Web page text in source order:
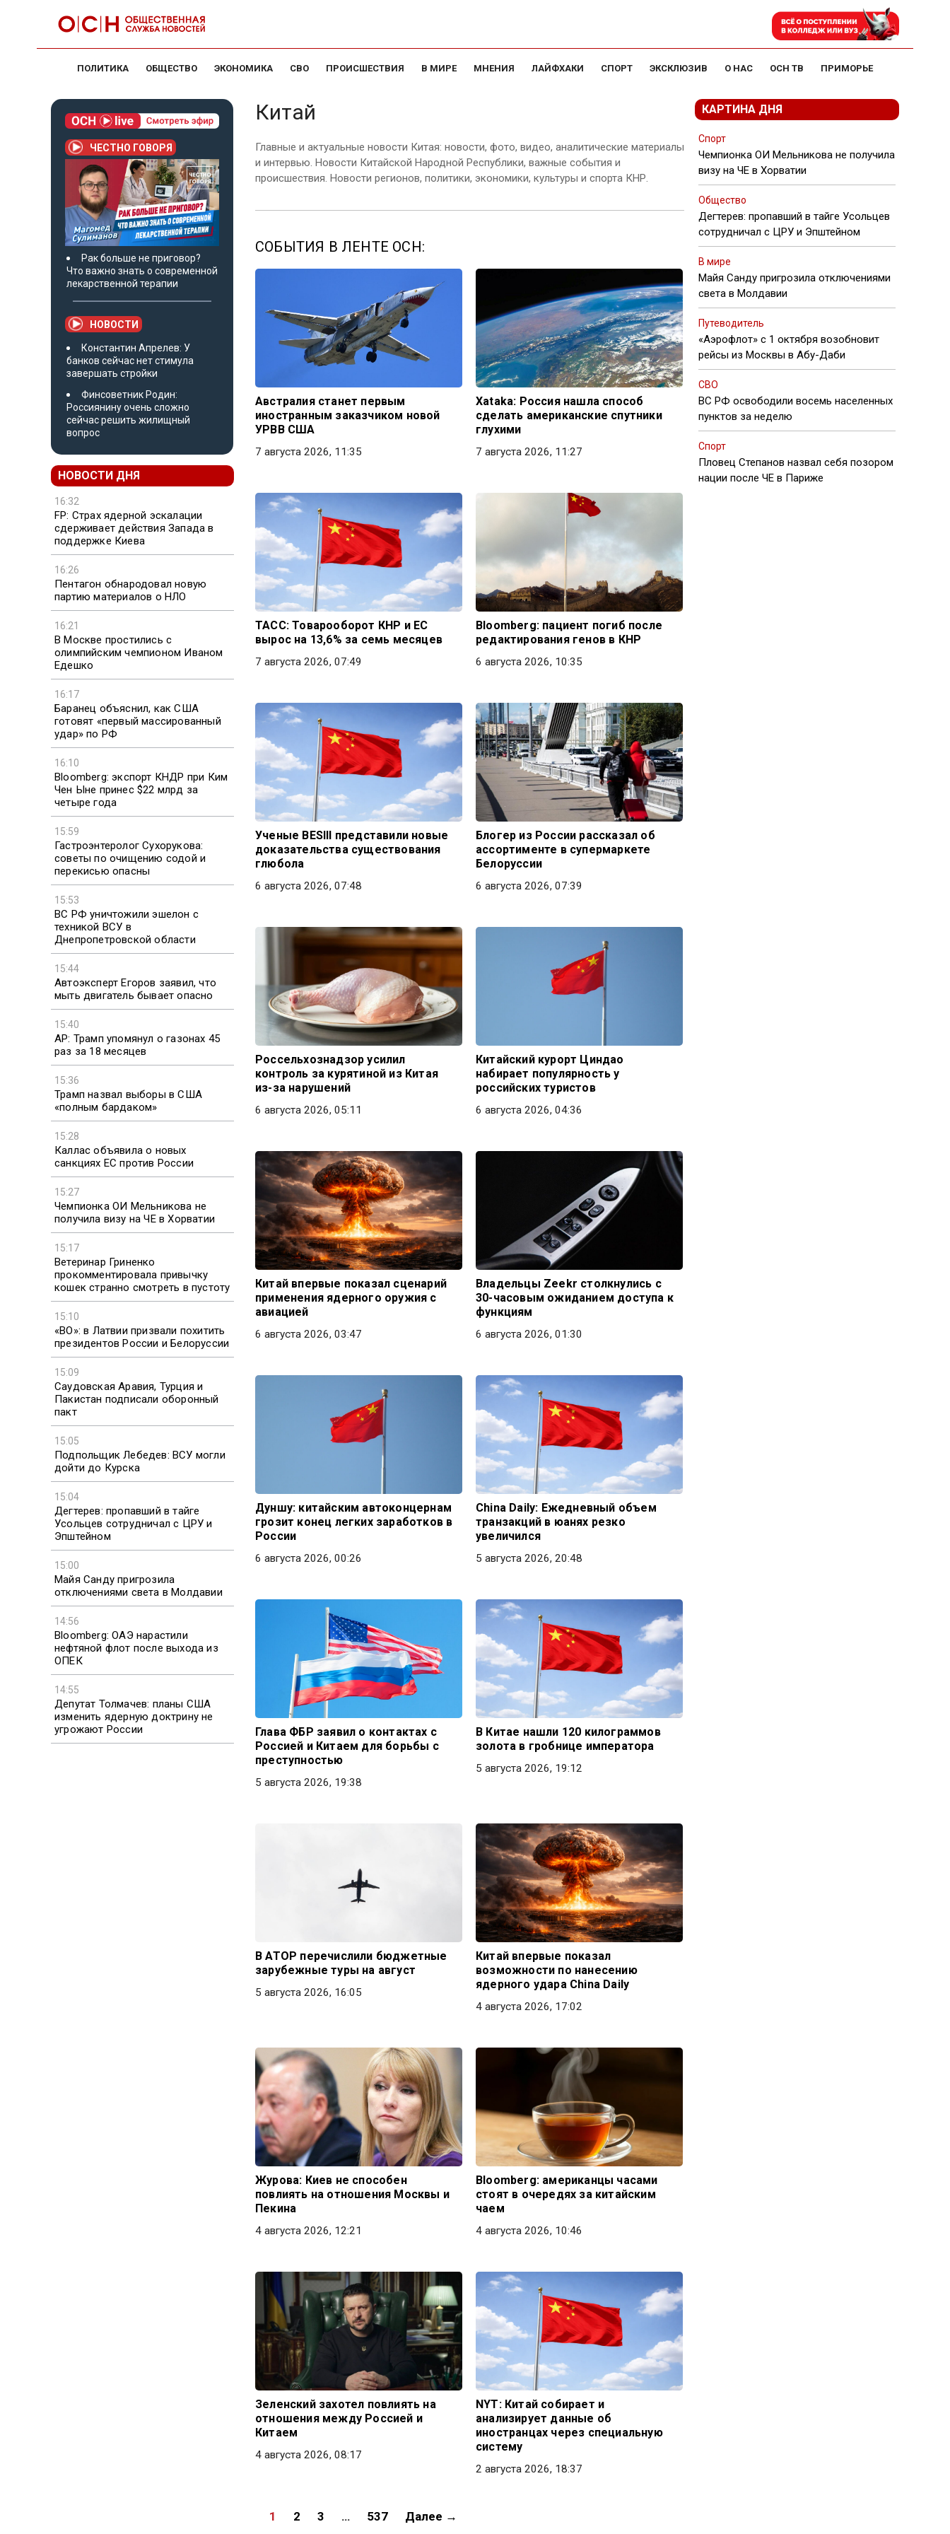
ПОЛИТИКА ОБЩЕСТВО ЭКОНОМИКА СВО ПРОИСШЕСТВИЯ В МИРЕ МНЕНИЯ ЛАЙФХАКИ СПОРТ ЭКСКЛЮЗИВ О НАС ОСН ТВ ПРИМОРЬЕ
ЧЕСТНО ГОВОРЯ
Рак больше не приговор?
Что важно знать о современной
лекарственной терапии
НОВОСТИ
Константин Апрелев: У
банков сейчас нет стимула
завершать стройки
Финсоветник Родин:
Россиянину очень сложно
сейчас решить жилищный
вопрос
НОВОСТИ ДНЯ
16:32
FP: Страх ядерной эскалации
сдерживает действия Запада в
поддержке Киева
16:26
Пентагон обнародовал новую
партию материалов о НЛО
16:21
В Москве простились с
олимпийским чемпионом Иваном
Едешко
16:17
Баранец объяснил, как США
готовят «первый массированный
удар» по РФ
16:10
Bloomberg: экспорт КНДР при Ким
Чен Ыне принес $22 млрд за
четыре года
15:59
Гастроэнтеролог Сухорукова:
советы по очищению содой и
перекисью опасны
15:53
ВС РФ уничтожили эшелон с
техникой ВСУ в
Днепропетровской области
15:44
Автоэксперт Егоров заявил, что
мыть двигатель бывает опасно
15:40
AP: Трамп упомянул о газонах 45
раз за 18 месяцев
15:36
Трамп назвал выборы в США
«полным бардаком»
15:28
Каллас объявила о новых
санкциях ЕС против России
15:27
Чемпионка ОИ Мельникова не
получила визу на ЧЕ в Хорватии
15:17
Ветеринар Гриненко
прокомментировала привычку
кошек странно смотреть в пустоту
15:10
«ВО»: в Латвии призвали похитить
президентов России и Белоруссии
15:09
Саудовская Аравия, Турция и
Пакистан подписали оборонный
пакт
15:05
Подпольщик Лебедев: ВСУ могли
дойти до Курска
15:04
Дегтерев: пропавший в тайге
Усольцев сотрудничал с ЦРУ и
Эпштейном
15:00
Майя Санду пригрозила
отключениями света в Молдавии
14:56
Bloomberg: ОАЭ нарастили
нефтяной флот после выхода из
ОПЕК
14:55
Депутат Толмачев: планы США
изменить ядерную доктрину не
угрожают России
Китай
Главные и актуальные новости Китая: новости, фото, видео, аналитические материалы
и интервью. Новости Китайской Народной Республики, важные события и
происшествия. Новости регионов, политики, экономики, культуры и спорта КНР.
СОБЫТИЯ В ЛЕНТЕ ОСН:
Австралия станет первым
иностранным заказчиком новой
УРВВ США
7 августа 2026, 11:35
Xataka: Россия нашла способ
сделать американские спутники
глухими
7 августа 2026, 11:27
ТАСС: Товарооборот КНР и ЕС
вырос на 13,6% за семь месяцев
7 августа 2026, 07:49
Bloomberg: пациент погиб после
редактирования генов в КНР
6 августа 2026, 10:35
Ученые BESIII представили новые
доказательства существования
глюбола
6 августа 2026, 07:48
Блогер из России рассказал об
ассортименте в супермаркете
Белоруссии
6 августа 2026, 07:39
Россельхознадзор усилил
контроль за курятиной из Китая
из-за нарушений
6 августа 2026, 05:11
Китайский курорт Циндао
набирает популярность у
российских туристов
6 августа 2026, 04:36
Китай впервые показал сценарий
применения ядерного оружия с
авиацией
6 августа 2026, 03:47
Владельцы Zeekr столкнулись с
30-часовым ожиданием доступа к
функциям
6 августа 2026, 01:30
Дуншу: китайским автоконцернам
грозит конец легких заработков в
России
6 августа 2026, 00:26
China Daily: Ежедневный объем
транзакций в юанях резко
увеличился
5 августа 2026, 20:48
Глава ФБР заявил о контактах с
Россией и Китаем для борьбы с
преступностью
5 августа 2026, 19:38
В Китае нашли 120 килограммов
золота в гробнице императора
5 августа 2026, 19:12
В АТОР перечислили бюджетные
зарубежные туры на август
5 августа 2026, 16:05
Китай впервые показал
возможности по нанесению
ядерного удара China Daily
4 августа 2026, 17:02
Журова: Киев не способен
повлиять на отношения Москвы и
Пекина
4 августа 2026, 12:21
Bloomberg: американцы часами
стоят в очередях за китайским
чаем
4 августа 2026, 10:46
Зеленский захотел повлиять на
отношения между Россией и
Китаем
4 августа 2026, 08:17
NYT: Китай собирает и
анализирует данные об
иностранцах через специальную
систему
2 августа 2026, 18:37
1 2 3 … 537 Далее →
КАРТИНА ДНЯ
Спорт
Чемпионка ОИ Мельникова не получила
визу на ЧЕ в Хорватии
Общество
Дегтерев: пропавший в тайге Усольцев
сотрудничал с ЦРУ и Эпштейном
В мире
Майя Санду пригрозила отключениями
света в Молдавии
Путеводитель
«Аэрофлот» с 1 октября возобновит
рейсы из Москвы в Абу-Даби
СВО
ВС РФ освободили восемь населенных
пунктов за неделю
Спорт
Пловец Степанов назвал себя позором
нации после ЧЕ в Париже